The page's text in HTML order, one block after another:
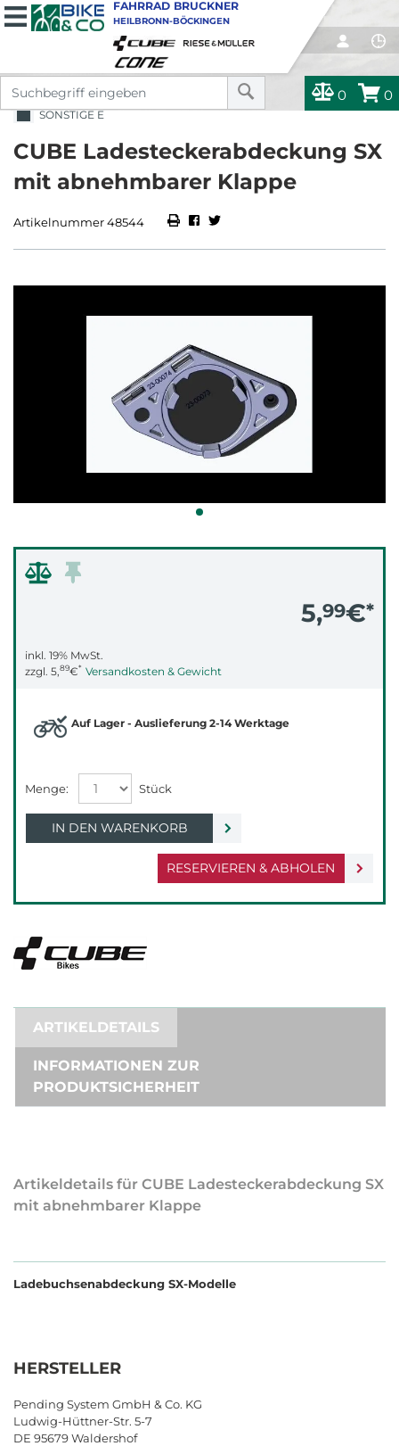
0 0
FAHRRAD BRUCKNER
HEILBRONN-BÖCKINGEN
SONSTIGE E
CUBE Ladesteckerabdeckung SX
mit abnehmbarer Klappe
Artikelnummer 48544
5,99€*
inkl. 19% MwSt.
zzgl. 5,89€* Versandkosten & Gewicht
RESERVIEREN & ABHOLEN
Auf Lager - Auslieferung 2-14 Werktage
IN DEN WARENKORB
ARTIKELDETAILS
INFORMATIONEN ZUR
PRODUKTSICHERHEIT
Artikeldetails für CUBE Ladesteckerabdeckung SX
mit abnehmbarer Klappe
Ladebuchsenabdeckung SX-Modelle
HERSTELLER
Pending System GmbH & Co. KG
Ludwig-Hüttner-Str. 5-7
DE 95679 Waldershof